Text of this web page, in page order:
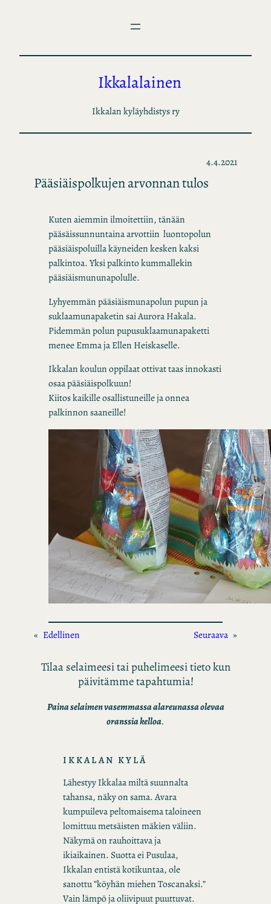
Ikkalalainen
Ikkalan kyläyhdistys ry
4.4.2021
Pääsiäispolkujen arvonnan tulos
Kuten aiemmin ilmoitettiin, tänään
pääsäissunnuntaina arvottiin luontopolun
pääsiäispoluilla käyneiden kesken kaksi
palkintoa. Yksi palkinto kummallekin
pääsiäismununapolulle.
Lyhyemmän pääsiäismunapolun pupun ja
suklaamunapaketin sai Aurora Hakala.
Pidemmän polun pupusuklaamunapaketti
menee Emma ja Ellen Heiskaselle.
Ikkalan koulun oppilaat ottivat taas innokasti
osaa pääsiäispolkuun!
Kiitos kaikille osallistuneille ja onnea
palkinnon saaneille!
« Edellinen Seuraava »
Tilaa selaimeesi tai puhelimeesi tieto kun
päivitämme tapahtumia!
Paina selaimen vasemmassa alareunassa olevaa
oranssia kelloa.
IKKALAN KYLÄ
Lähestyy Ikkalaa miltä suunnalta
tahansa, näky on sama. Avara
kumpuileva peltomaisema taloineen
lomittuu metsäisten mäkien väliin.
Näkymä on rauhoittava ja
ikiaikainen. Suotta ei Pusulaa,
Ikkalan entistä kotikuntaa, ole
sanottu ”köyhän miehen Toscanaksi.”
Vain lämpö ja oliivipuut puuttuvat.